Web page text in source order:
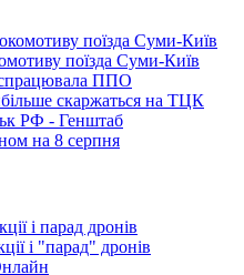
поїзда Суми-Київ
спрацювала ППО
скаржаться на ТЦК
РФ - Генштаб
на 8 серпня
і "парад" дронів